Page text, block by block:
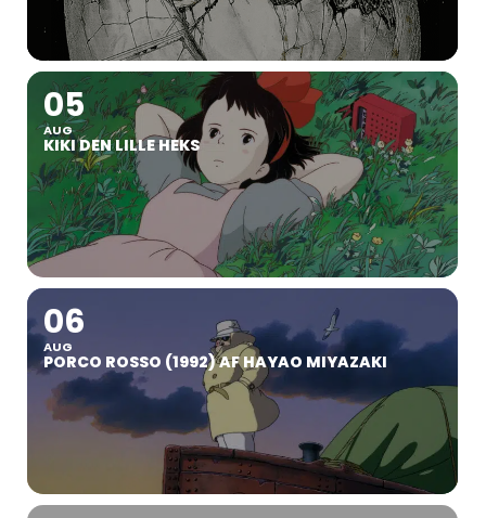
05
AUG
KIKI DEN LILLE HEKS
06
AUG
PORCO ROSSO (1992) AF HAYAO MIYAZAKI